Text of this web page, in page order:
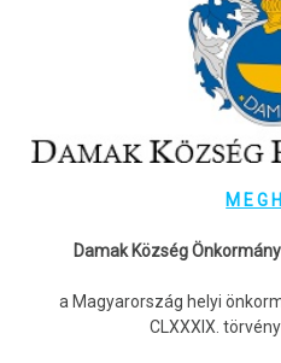
M E G
Damak Község
a Magyarország helyi
CLXXXIX.